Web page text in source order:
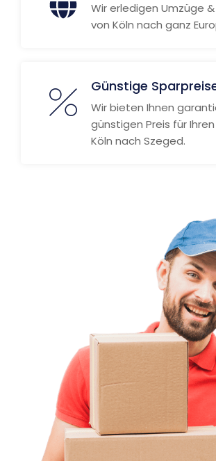
Wir erledigen Umzüge
von Köln nach ganz
Günstige
Wir bieten Ihnen
günstigen Preis für
Köln nach Szeged.